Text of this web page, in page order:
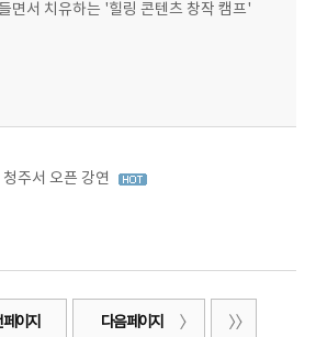
면서 치유하는 '힐링 콘텐츠 창작 캠프'
주서 오픈 강연
페이지 다음 페이지